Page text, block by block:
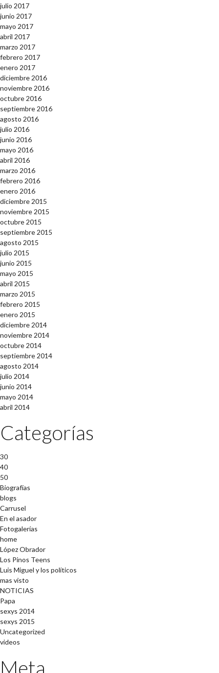
julio 2017
junio 2017
mayo 2017
abril 2017
marzo 2017
febrero 2017
enero 2017
diciembre 2016
noviembre 2016
octubre 2016
septiembre 2016
agosto 2016
julio 2016
junio 2016
mayo 2016
abril 2016
marzo 2016
febrero 2016
enero 2016
diciembre 2015
noviembre 2015
octubre 2015
septiembre 2015
agosto 2015
julio 2015
junio 2015
mayo 2015
abril 2015
marzo 2015
febrero 2015
enero 2015
diciembre 2014
noviembre 2014
octubre 2014
septiembre 2014
agosto 2014
julio 2014
junio 2014
mayo 2014
abril 2014
Categorías
30
40
50
Biografías
blogs
Carrusel
En el asador
Fotogalerías
home
López Obrador
Los Pinos Teens
Luis Miguel y los políticos
mas visto
NOTICIAS
Papa
sexys 2014
sexys 2015
Uncategorized
videos
Meta